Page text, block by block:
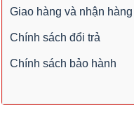
Giao hàng và nhận hàng
Chính sách đổi trả
Chính sách bảo hành